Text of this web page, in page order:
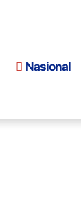
Nasional